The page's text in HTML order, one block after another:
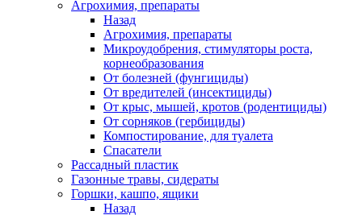
Агрохимия, препараты
Назад
Агрохимия, препараты
Микроудобрения, стимуляторы роста,
корнеобразования
От болезней (фунгициды)
От вредителей (инсектициды)
От крыс, мышей, кротов (родентициды)
От сорняков (гербициды)
Компостирование, для туалета
Спасатели
Рассадный пластик
Газонные травы, сидераты
Горшки, кашпо, ящики
Назад